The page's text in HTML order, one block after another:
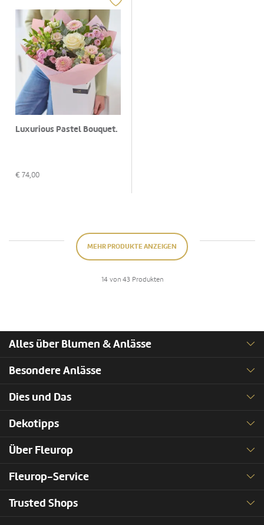
Luxurious Pastel Bouquet.
€ 74,00
MEHR PRODUKTE ANZEIGEN
14 von 43 Produkten
Alles über Blumen & Anlässe
Besondere Anlässe
Dies und Das
Dekotipps
Über Fleurop
Fleurop-Service
Trusted Shops